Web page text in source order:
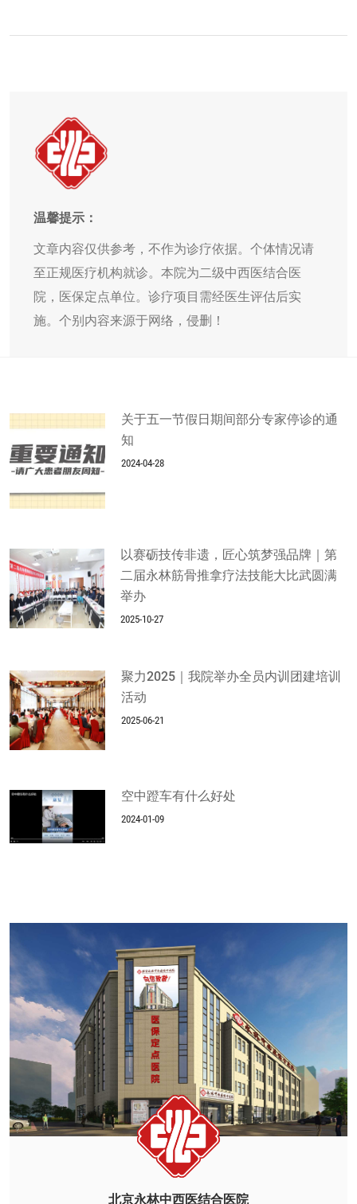
温馨提示：
文章内容仅供参考，不作为诊疗依据。个体情况请
至正规医疗机构就诊。本院为二级中西医结合医
院，医保定点单位。诊疗项目需经医生评估后实
施。个别内容来源于网络，侵删！
关于五一节假日期间部分专家停诊的通
知
2024-04-28
以赛砺技传非遗，匠心筑梦强品牌｜第
二届永林筋骨推拿疗法技能大比武圆满
举办
2025-10-27
聚力2025｜我院举办全员内训团建培训
活动
2025-06-21
空中蹬车有什么好处
2024-01-09
北京永林中西医结合医院